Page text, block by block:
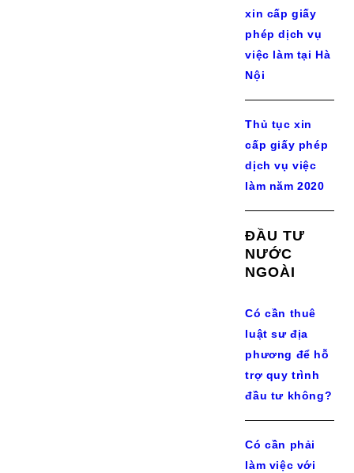
xin cấp giấy
phép dịch vụ
việc làm tại Hà
Nội
Thủ tục xin
cấp giấy phép
dịch vụ việc
làm năm 2020
ĐẦU TƯ
NƯỚC
NGOÀI
Có cần thuê
luật sư địa
phương để hỗ
trợ quy trình
đầu tư không?
Có cần phải
làm việc với